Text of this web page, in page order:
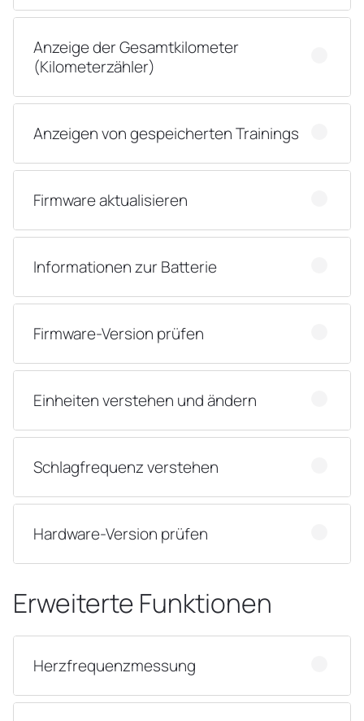
Anzeige der Gesamtkilometer
(Kilometerzähler)
Anzeigen von gespeicherten Trainings
Firmware aktualisieren
Informationen zur Batterie
Firmware-Version prüfen
Einheiten verstehen und ändern
Schlagfrequenz verstehen
Hardware-Version prüfen
Erweiterte Funktionen
Herzfrequenzmessung